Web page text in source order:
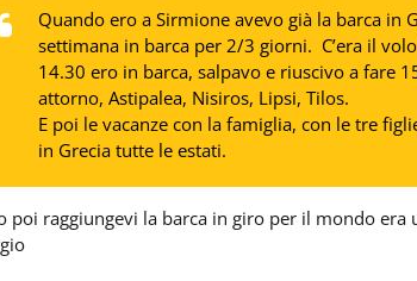
Quando ero a Sirmione avevo già la barca in
settimana in barca per 2/3 giorni. C’era il
14.30 ero in barca, salpavo e riuscivo a fare
attorno, Astipalea, Nisiros, Lipsi, Tilos.
E poi le vacanze con la famiglia, con le tre
in Grecia tutte le estati.
poi raggiungevi la barca in giro per il mondo